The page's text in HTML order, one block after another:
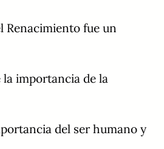
Renacimiento fue un
importancia de la
del ser humano y